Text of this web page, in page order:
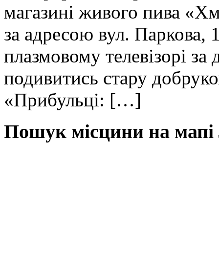
магазині живого пива
за адресою вул.
плазмовому телевізорі
подивитись стару
«Прибульці: […]
Пошук місцини на